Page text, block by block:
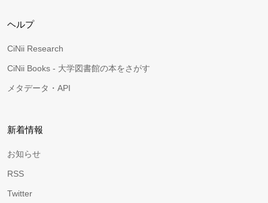
ヘルプ
CiNii Research
CiNii Books - 大学図書館の本をさがす
メタデータ・API
新着情報
お知らせ
RSS
Twitter